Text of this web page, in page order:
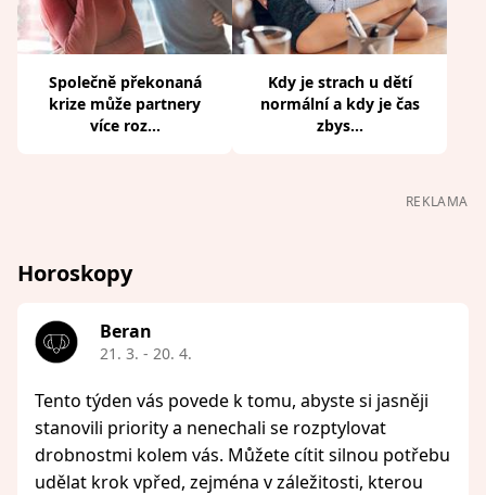
Společně překonaná
krize může partnery
více roz...
Kdy je strach u dětí
normální a kdy je čas
zbys...
REKLAMA
Horoskopy
Beran
21. 3. - 20. 4.
Tento týden vás povede k tomu, abyste si jasněji
stanovili priority a nenechali se rozptylovat
drobnostmi kolem vás. Můžete cítit silnou potřebu
udělat krok vpřed, zejména v záležitosti, kterou